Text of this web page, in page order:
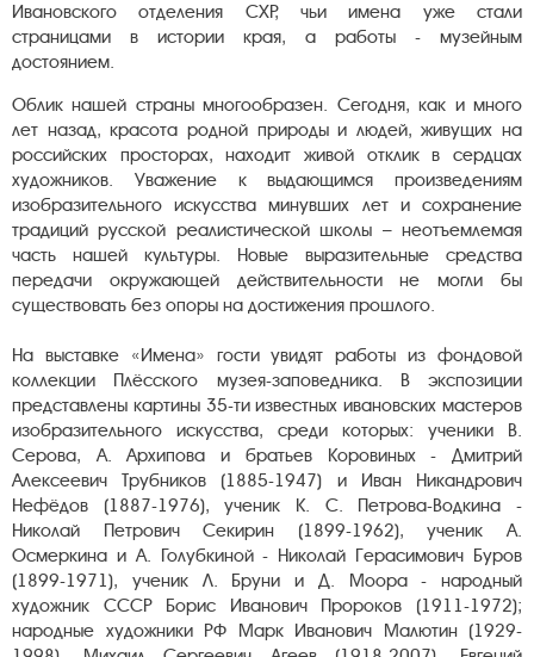
Ивановского отделения СХР, чьи имена уже стали
страницами в истории края, а работы - музейным
достоянием.
Облик нашей страны многообразен. Сегодня, как и много
лет назад, красота родной природы и людей, живущих на
российских просторах, находит живой отклик в сердцах
художников. Уважение к выдающимся произведениям
изобразительного искусства минувших лет и сохранение
традиций русской реалистической школы – неотъемлемая
часть нашей культуры. Новые выразительные средства
передачи окружающей действительности не могли бы
существовать без опоры на достижения прошлого.
На выставке «Имена» гости увидят работы из фондовой
коллекции Плёсского музея-заповедника. В экспозиции
представлены картины 35-ти известных ивановских мастеров
изобразительного искусства, среди которых: ученики В.
Серова, А. Архипова и братьев Коровиных - Дмитрий
Алексеевич Трубников (1885-1947) и Иван Никандрович
Нефёдов (1887-1976), ученик К. С. Петрова-Водкина -
Николай Петрович Секирин (1899-1962), ученик А.
Осмеркина и А. Голубкиной - Николай Герасимович Буров
(1899-1971), ученик Л. Бруни и Д. Моора - народный
художник СССР Борис Иванович Пророков (1911-1972);
народные художники РФ Марк Иванович Малютин (1929-